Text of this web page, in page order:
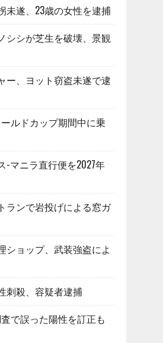
未遂、23歳の女性を逮捕
シシが芝生を破壊、景観
ー、ヨット窃盗未遂で逮
ルドカップ期間中に乗
-マニラ直行便を2027年
ランで岩投げによる窓ガ
ショップ、武装強盗によ
刺殺、容疑者逮捕
で誤った陽性を訂正も